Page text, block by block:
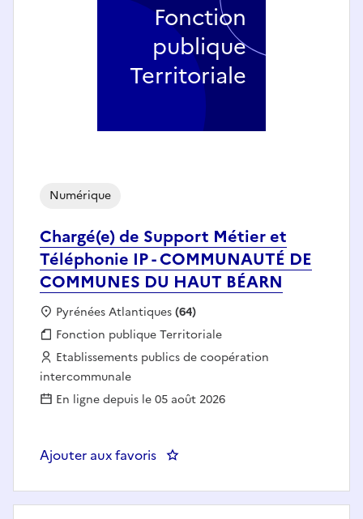
Chargé(e) de Support Métier et
Téléphonie IP - COMMUNAUTÉ DE
COMMUNES DU HAUT BÉARN
Numérique
Localisation :
Pyrénées Atlantiques(64)
Fonction publique :
Fonction publique Territoriale
Employeur :
Etablissements publics de coopération
intercommunale
En ligne depuis le 05 août 2026
Ajouter aux favoris : Chargé(e) de Support Métier
Fonction
publique
Territoriale